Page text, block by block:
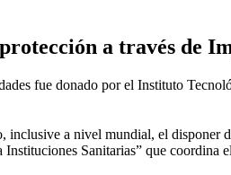
a través de
fue donado por el Instituto
inclusive a nivel mundial, el
Sanitarias” que